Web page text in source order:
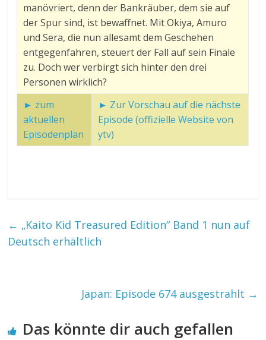
manövriert, denn der Bankräuber, dem sie auf
der Spur sind, ist bewaffnet. Mit Okiya, Amuro
und Sera, die nun allesamt dem Geschehen
entgegenfahren, steuert der Fall auf sein Finale
zu. Doch wer verbirgt sich hinter den drei
Personen wirklich?
► zum
aktuellen
Episodenplan
► Zur Vorschau auf die nächste
Episode (offizielle Website von
ytv)
← „Kaito Kid Treasured Edition“ Band 1 nun auf
Deutsch erhältlich
Japan: Episode 674 ausgestrahlt →
Das könnte dir auch gefallen